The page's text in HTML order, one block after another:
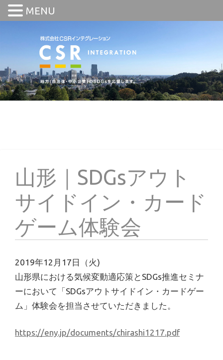
山形｜SDGsアウト
サイドイン・カード
ゲーム体験会
2019年12月17日（火)
山形県における気候変動適応策とSDGs推進セミナ
ーにおいて「SDGsアウトサイドイン・カードゲー
ム」体験会を担当させていただきました。
https://eny.jp/documents/chirashi1217.pdf
MENU